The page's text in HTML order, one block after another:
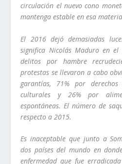
circulación el nuevo cono
mantenga estable en esa
El 2016 dejó demasiadas
significa Nicolás Maduro en
delitos por hambre
protestas se llevaron a cabo
garantías, 71% por derechos
culturales y 26% por
espontáneas. El número de
respecto a 2015.
Es inaceptable que junto a
dos países del mundo en
enfermedad que fue